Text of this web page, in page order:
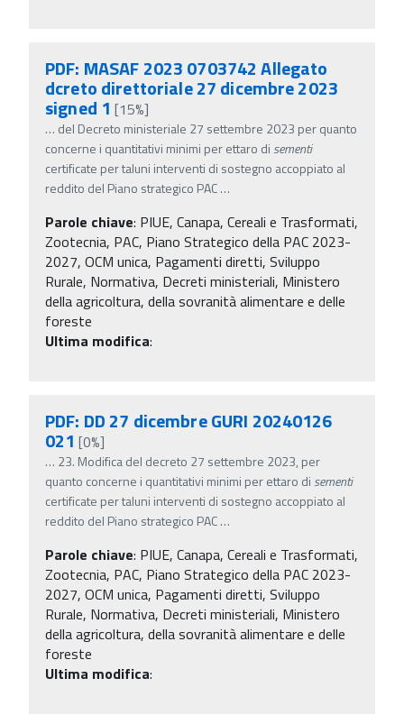
PDF: MASAF 2023 0703742 Allegato
dcreto direttoriale 27 dicembre 2023
signed 1[15%]
… del Decreto ministeriale 27 settembre 2023 per quanto
concerne i quantitativi minimi per ettaro di sementi
certificate per taluni interventi di sostegno accoppiato al
reddito del Piano strategico PAC…
Parole chiave: PIUE, Canapa, Cereali e Trasformati,
Zootecnia, PAC, Piano Strategico della PAC 2023-
2027, OCM unica, Pagamenti diretti, Sviluppo
Rurale, Normativa, Decreti ministeriali, Ministero
della agricoltura, della sovranità alimentare e delle
foreste
Ultima modifica:
PDF: DD 27 dicembre GURI 20240126
021 [0%]
… 23. Modifica del decreto 27 settembre 2023, per
quanto concerne i quantitativi minimi per ettaro di sementi
certificate per taluni interventi di sostegno accoppiato al
reddito del Piano strategico PAC…
Parole chiave: PIUE, Canapa, Cereali e Trasformati,
Zootecnia, PAC, Piano Strategico della PAC 2023-
2027, OCM unica, Pagamenti diretti, Sviluppo
Rurale, Normativa, Decreti ministeriali, Ministero
della agricoltura, della sovranità alimentare e delle
foreste
Ultima modifica: